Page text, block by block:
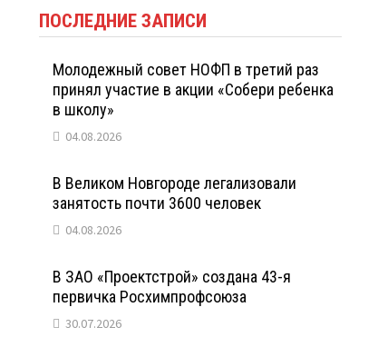
ПОСЛЕДНИЕ ЗАПИСИ
Молодежный совет НОФП в третий раз
принял участие в акции «Собери ребенка
в школу»
04.08.2026
В Великом Новгороде легализовали
занятость почти 3600 человек
04.08.2026
В ЗАО «Проектстрой» создана 43-я
первичка Росхимпрофсоюза
30.07.2026